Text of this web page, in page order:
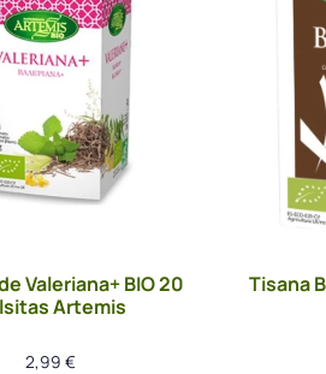
Valeriana+ BIO 20
Artemis
2,99 €
Tisana